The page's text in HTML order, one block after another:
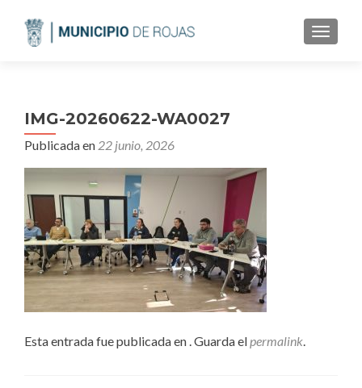
IMG-20260622-WA0027
Publicada en 22 junio, 2026
Esta entrada fue publicada en . Guarda elpermalink.